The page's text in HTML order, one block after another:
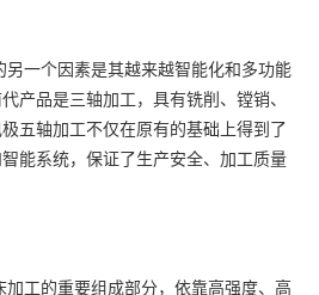
另一个因素是其越来越智能化和多功能
产品是三轴加工，具有铣削、镗销、
五轴加工不仅在原有的基础上得到了
能系统，保证了生产安全、加工质量
加工的重要组成部分，依靠高强度、高